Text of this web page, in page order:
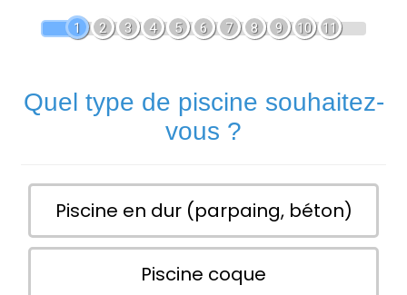
1 2 3 4 5 6 7 8 9 10 11
Quel type de piscine souhaitez-
vous ?
Piscine en dur (parpaing, béton)
Piscine coque